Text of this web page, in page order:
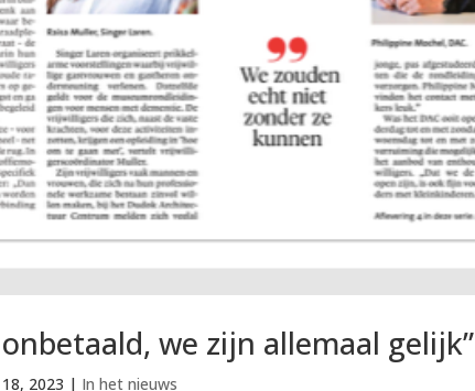
we zijn allemaal gelijk”
2023 | In het nieuws